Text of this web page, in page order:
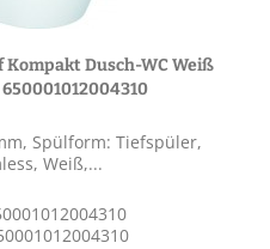
Dusch-WC Weiß
Spülform: Tiefspüler,
Weiß,...